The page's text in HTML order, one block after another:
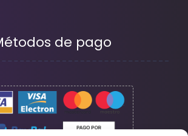
de pago